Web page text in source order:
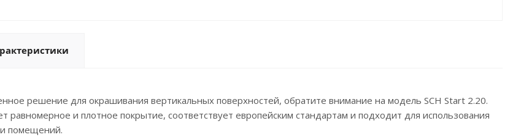
решение для окрашивания вертикальных поверхностей, обратите внимание на модель SCH Start 2.20.
равномерное и плотное покрытие, соответствует европейским стандартам и подходит для использования
помещений.